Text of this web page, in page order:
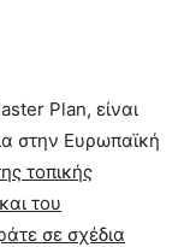
Plan, είναι
στην Ευρωπαϊκή
τοπικής
του
σε σχέδια